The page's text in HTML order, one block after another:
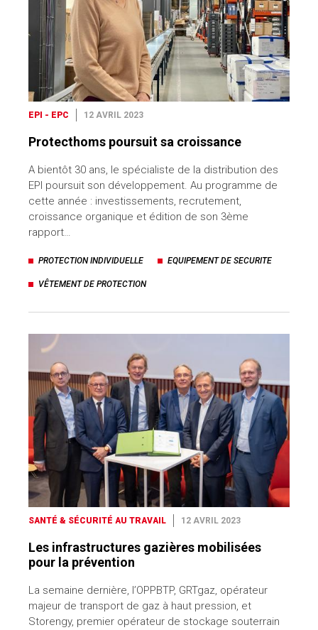
EPI - EPC 12 AVRIL 2023
Protecthoms poursuit sa croissance
A bientôt 30 ans, le spécialiste de la distribution des
EPI poursuit son développement. Au programme de
cette année : investissements, recrutement,
croissance organique et édition de son 3ème
rapport…
PROTECTION INDIVIDUELLE EQUIPEMENT DE SECURITE
VÊTEMENT DE PROTECTION
SANTÉ & SÉCURITÉ AU TRAVAIL 12 AVRIL 2023
Les infrastructures gazières mobilisées
pour la prévention
La semaine dernière, l’OPPBTP, GRTgaz, opérateur
majeur de transport de gaz à haut pression, et
Storengy, premier opérateur de stockage souterrain